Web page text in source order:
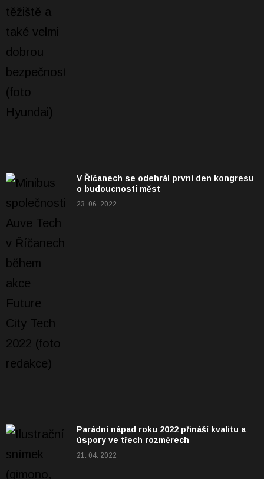
V Říčanech se odehrál první den kongresu
o budoucnosti měst
23. 06. 2022
Parádní nápad roku 2022 přináší kvalitu a
úspory ve třech rozměrech
21. 04. 2022